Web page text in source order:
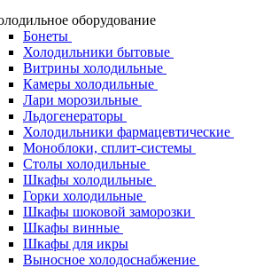
оборудование
Бонеты
Холодильники бытовые
Витрины холодильные
Камеры холодильные
Лари морозильные
Льдогенераторы
Холодильники фармацевтические
Моноблоки, сплит-системы
Столы холодильные
Шкафы холодильные
Горки холодильные
Шкафы шоковой заморозки
Шкафы винные
Шкафы для икры
Выносное холодоснабжение